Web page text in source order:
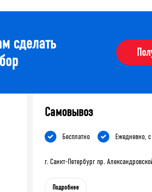
сделать
Самовывоз
Бесплатно Ежедневно,
г. Санкт-Петербург пр.
Подробнее